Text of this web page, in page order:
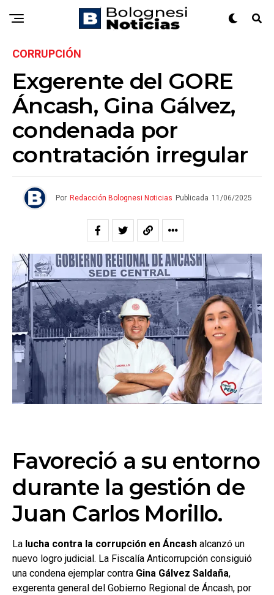
CORRUPCIÓN
Exgerente del GORE
Áncash, Gina Gálvez,
condenada por
contratación irregular
Por Redacción Bolognesi Noticias Publicada 11/06/2025
Favoreció a su entorno
durante la gestión de
Juan Carlos Morillo.
La lucha contra la corrupción en Áncash alcanzó un
nuevo logro judicial. La Fiscalía Anticorrupción consiguió
una condena ejemplar contra Gina Gálvez Saldaña,
exgerenta general del Gobierno Regional de Áncash, por